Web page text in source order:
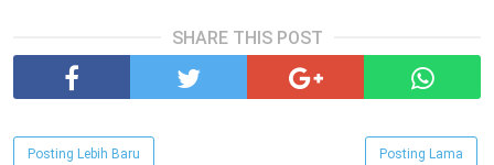
SHARE THIS POST
Posting Lebih Baru Posting Lama